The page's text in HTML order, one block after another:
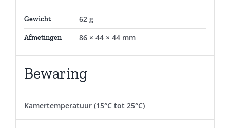
Gewicht 62 g
Afmetingen 86 × 44 × 44 mm
Bewaring
Kamertemperatuur (15°C tot 25°C)